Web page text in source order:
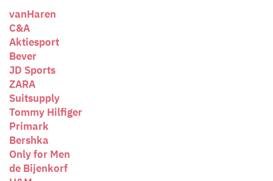
vanHaren
C&A
Aktiesport
Bever
JD Sports
ZARA
Suitsupply
Tommy Hilfiger
Primark
Bershka
Only for Men
de Bijenkorf